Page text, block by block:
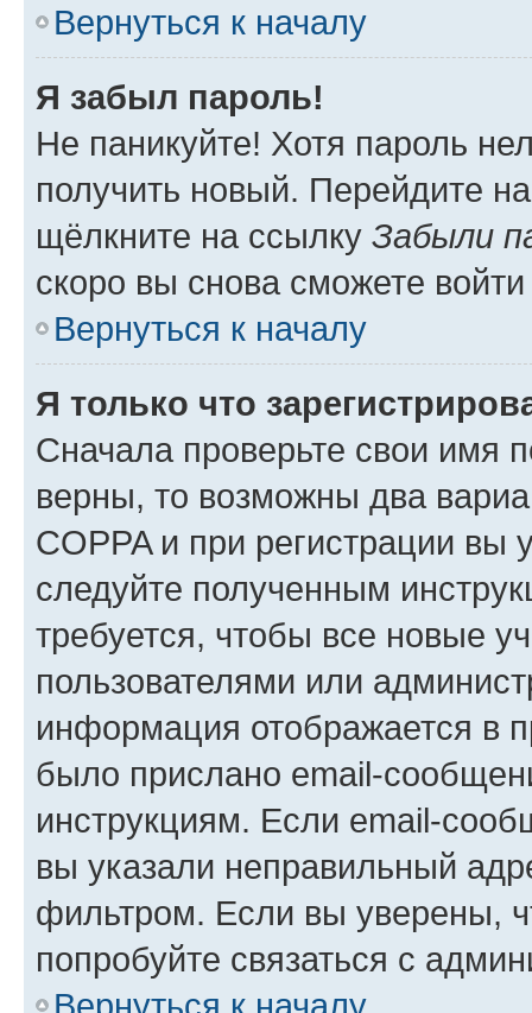
Вернуться к началу
Я забыл пароль!
Не паникуйте! Хотя пароль
получить новый. Перейдите
щёлкните на ссылку Забыли
скоро вы снова сможете
Вернуться к началу
Я только что
Сначала проверьте свои имя
верны, то возможны два
COPPA и при регистрации вы
следуйте полученным
требуется, чтобы все новые
пользователями или
информация отображается в
было прислано email-
инструкциям. Если email-
вы указали неправильный
фильтром. Если вы уверены,
попробуйте связаться с
Вернуться к началу